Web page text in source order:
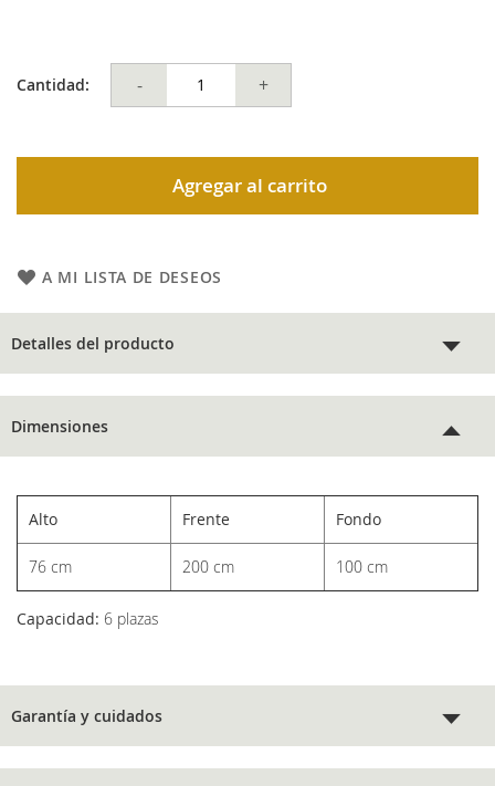
Cantidad: - +
Agregar al carrito
A MI LISTA DE DESEOS
Detalles del producto
Dimensiones
Alto Frente Fondo
76 cm 200 cm 100 cm
Capacidad: 6 plazas
Garantía y cuidados